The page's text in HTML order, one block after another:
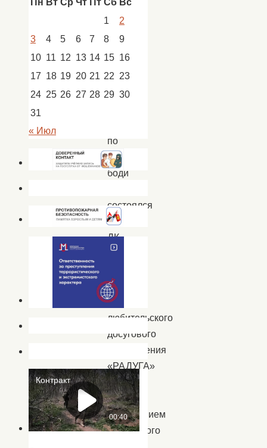
Новости
новости
Кап.
по
фейс-
боди
состоялся
в
ДК
села
Яр.
Ребята
любительского
досугового
объединения
«РАДУГА»
ждали
с
нетерпением
необычного
Пн Вт Ср Чт Пт Сб Вс
1
2
3
4 5 6 7 8
9
10 11 12 13 14 15 16
17 18 19 20 21 22 23
24 25 26 27 28 29 30
31
« Июл